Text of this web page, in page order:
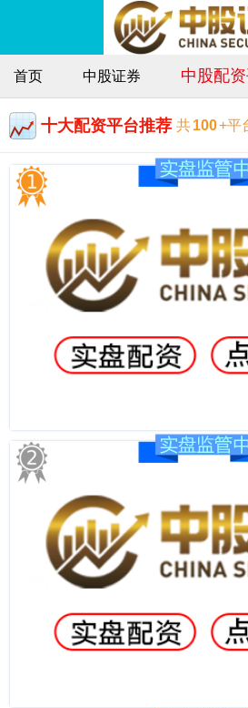
首页 中股证券 中股配
十大配资平台推荐 共100+平